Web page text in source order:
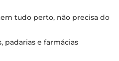
tudo perto, não precisa do
padarias e farmácias